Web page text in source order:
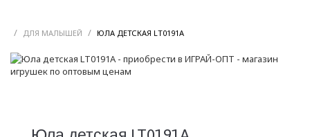
/ ДЛЯ МАЛЫШЕЙ / ЮЛА ДЕТСКАЯ LT0191A